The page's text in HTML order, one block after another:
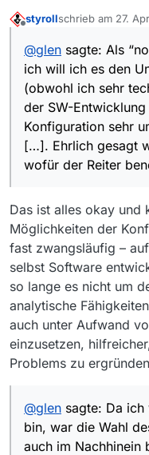
Nachhinein
per Hilfsprogramm
Anwender kann
wissen (obwohl
aus der SW-
Konfiguration sehr
verstehe, dass
bereitstellt. Ehrlich
wofür der Reiter
styrollschrieb am 27.
zuletzt editiert
@glen sagte: Als
ich will ich es den
(obwohl ich sehr
der SW-
Konfiguration sehr
[…]. Ehrlich gesagt
wofür der Reiter
Das ist alles okay und
Möglichkeiten der
fast zwangsläufig –
selbst Software
so lange es nicht um
analytische
auch unter Aufwand
einzusetzen,
Problems zu
@glen sagte: Da ich
bin, war die Wahl
auch im Nachhinein